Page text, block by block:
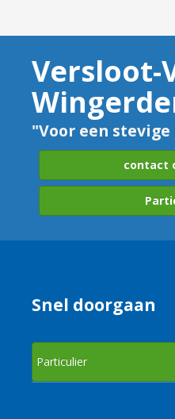
Versloot-
"Voor een stevige
contact
Snel doorgaan
Particulier